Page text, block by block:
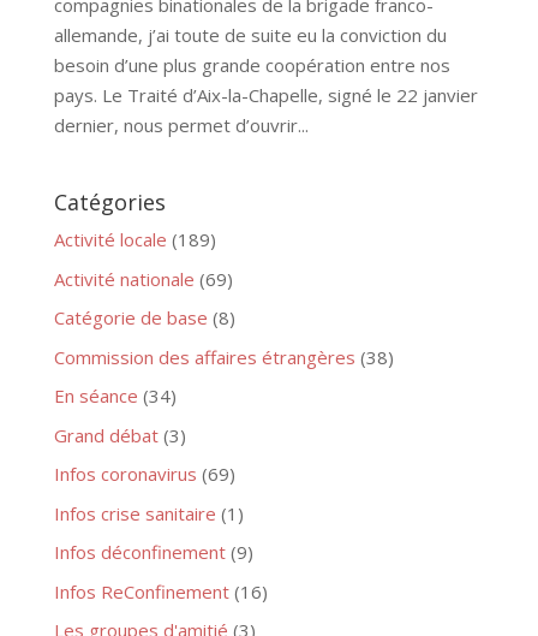
compagnies binationales de la brigade franco-
allemande, j’ai toute de suite eu la conviction du
besoin d’une plus grande coopération entre nos
pays. Le Traité d’Aix-la-Chapelle, signé le 22 janvier
dernier, nous permet d’ouvrir...
Catégories
Activité locale (189)
Activité nationale (69)
Catégorie de base (8)
Commission des affaires étrangères (38)
En séance (34)
Grand débat(3)
Infos coronavirus (69)
Infos crise sanitaire (1)
Infos déconfinement(9)
Infos ReConfinement(16)
Les groupes d'amitié (3)